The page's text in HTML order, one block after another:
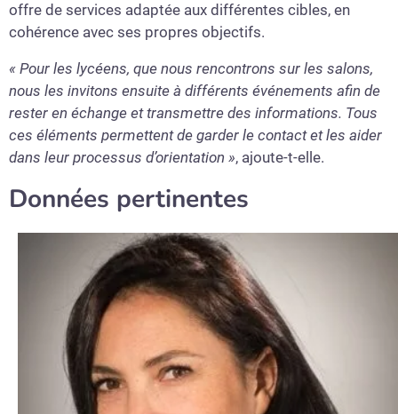
offre de services adaptée aux différentes cibles, en
cohérence avec ses propres objectifs.
« Pour les lycéens, que nous rencontrons sur les salons,
nous les invitons ensuite à différents événements afin de
rester en échange et transmettre des informations. Tous
ces éléments permettent de garder le contact et les aider
dans leur processus d’orientation », ajoute-t-elle.
Données pertinentes